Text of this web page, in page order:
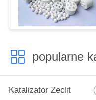
popularne
Katalizator Zeolit